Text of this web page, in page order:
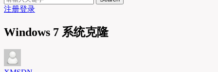
注册登录
Windows 7 系统克隆